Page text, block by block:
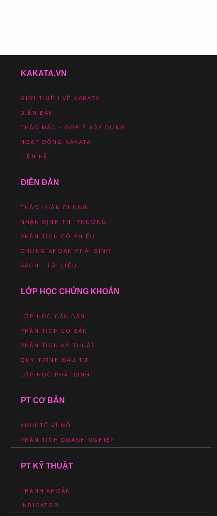
KAKATA.VN
GIỚI THIỆU VỀ KAKATA
DIỄN ĐÀN
THẮC MẮC - GÓP Ý XÂY DỰNG
HOẠT ĐỘNG KAKATA
LIÊN HỆ
DIỄN ĐÀN
THẢO LUẬN CHUNG
NHẬN ĐỊNH THỊ TRƯỜNG
PHÂN TÍCH CỔ PHIẾU
CHỨNG KHOÁN PHÁI SINH
SÁCH - TÀI LIỆU
LỚP HỌC CHỨNG KHOÁN
LỚP HỌC CĂN BẢN
PHÂN TÍCH CƠ BẢN
PHÂN TÍCH KỸ THUẬT
QUY TRÌNH ĐẦU TƯ
LỚP HỌC PHÁI SINH
PT CƠ BẢN
KINH TẾ VĨ MÔ
PHÂN TÍCH DOANH NGHIỆP
PT KỸ THUẬT
THANH KHOẢN
INDICATOR